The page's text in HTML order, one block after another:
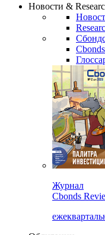
Новости &
Журнал
Cbonds